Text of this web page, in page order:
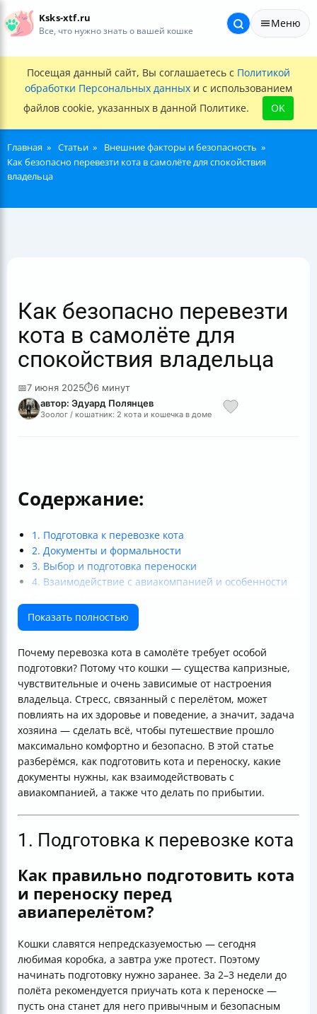
Ksks-xtf.ru
Все, что нужно знать о вашей кошке
Меню
Посещая данный сайт, Вы соглашаетесь с Политикой
обработки Персональных данных и с использованием
файлов cookie, указанных в данной Политике.
OK
Главная Статьи
Внешние факторы и безопасность
Как безопасно перевезти кота в самолёте для спокойствия
владельца
Как безопасно перевезти
кота в самолёте для
спокойствия владельца
📅7 июня 2025⏱6 минут
автор: Эдуард Полянцев
Зоолог / кошатник: 2 кота и кошечка в доме
Содержание:
1. Подготовка к перевозке кота
2. Документы и формальности
3. Выбор и подготовка переноски
4. Взаимодействие с авиакомпанией и особенности
5. Прибытие и встреча в пункте назначения
Итог: успешная перевозка кота — это реально!
Показать полностью
Почему перевозка кота в самолёте требует особой
подготовки? Потому что кошки — существа капризные,
чувствительные и очень зависимые от настроения
владельца. Стресс, связанный с перелётом, может
повлиять на их здоровье и поведение, а значит, задача
хозяина — сделать всё, чтобы путешествие прошло
максимально комфортно и безопасно. В этой статье
разберёмся, как подготовить кота и переноску, какие
документы нужны, как взаимодействовать с
авиакомпанией, а также что делать по прибытии.
1. Подготовка к перевозке кота
Как правильно подготовить кота
и переноску перед
авиаперелётом?
Кошки славятся непредсказуемостью — сегодня
любимая коробка, а завтра уже протест. Поэтому
начинать подготовку нужно заранее. За 2–3 недели до
полёта рекомендуется приучать кота к переноске —
пусть она станет для него привычным и безопасным